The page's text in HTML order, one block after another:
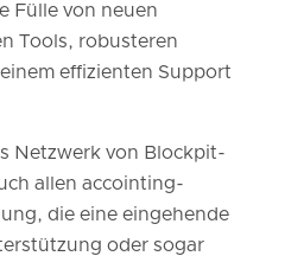
Fülle von neuen
Tools, robusteren
effizienten Support
Netzwerk von Blockpit-
allen accointing-
die eine eingehende
oder sogar